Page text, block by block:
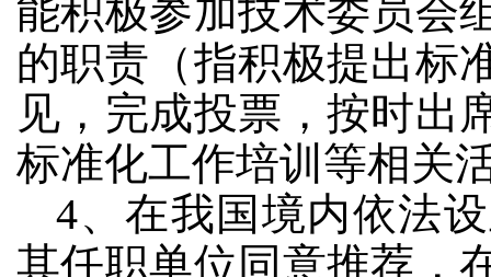
能积极参加技术委员会
的职责（指积极提出标
见，完成投票，按时出
标准化工作培训等相关
4、在我国境内依法
其任职单位同意推荐，